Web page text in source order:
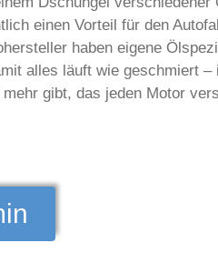
einen Vorteil für den
haben eigene
alles läuft wie geschmiert
gibt, das jeden Motor